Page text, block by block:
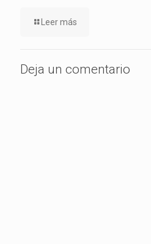
Leer más
Deja un comentario